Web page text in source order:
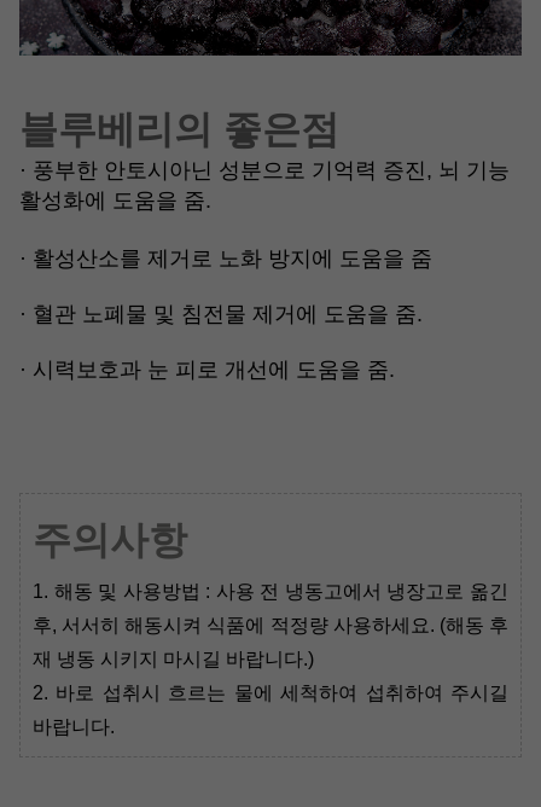
블루베리의 좋은점
· 풍부한 안토시아닌 성분으로 기억력 증진, 뇌 기능
활성화에 도움을 줌.
· 활성산소를 제거로 노화 방지에 도움을 줌
· 혈관 노폐물 및 침전물 제거에 도움을 줌.
· 시력보호과 눈 피로 개선에 도움을 줌.
주의사항
1. 해동 및 사용방법 : 사용 전 냉동고에서 냉장고로 옮긴
후, 서서히 해동시켜 식품에 적정량 사용하세요. (해동 후
재 냉동 시키지 마시길 바랍니다.)
2. 바로 섭취시 흐르는 물에 세척하여 섭취하여 주시길
바랍니다.